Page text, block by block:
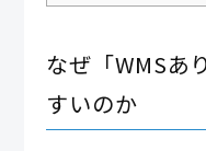
なぜ「WMSあ
すいのか